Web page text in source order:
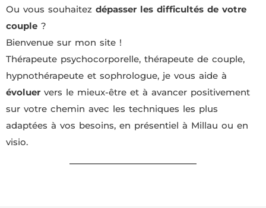
Ou vous souhaitez dépasser les difficultés de votre
couple ?
Bienvenue sur mon site !
Thérapeute psychocorporelle, thérapeute de couple,
hypnothérapeute et sophrologue, je vous aide à
évoluer vers le mieux-être et à avancer positivement
sur votre chemin avec les techniques les plus
adaptées à vos besoins, en présentiel à Millau ou en
visio.